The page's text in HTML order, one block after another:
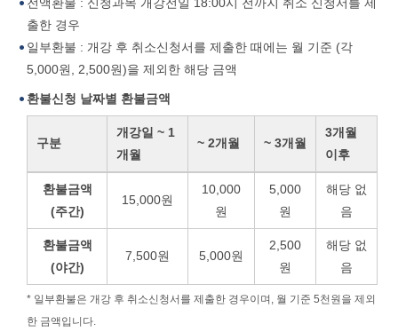
출한 경우
일부환불 : 개강 후 취소신청서를 제출한 때에는 월 기준 (각
5,000원, 2,500원)을 제외한 해당 금액
환불신청 날짜별 환불금액
구분
개강일 ~ 1
개월
~ 2개월 ~ 3개월
3개월
이후
환불금액
(주간)
15,000원
10,000
원
5,000
원
해당 없
음
환불금액
(야간)
7,500원 5,000원
2,500
원
해당 없
음
* 일부환불은 개강 후 취소신청서를 제출한 경우이며, 월 기준 5천원을 제외
한 금액입니다.